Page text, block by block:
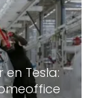
Tesla: